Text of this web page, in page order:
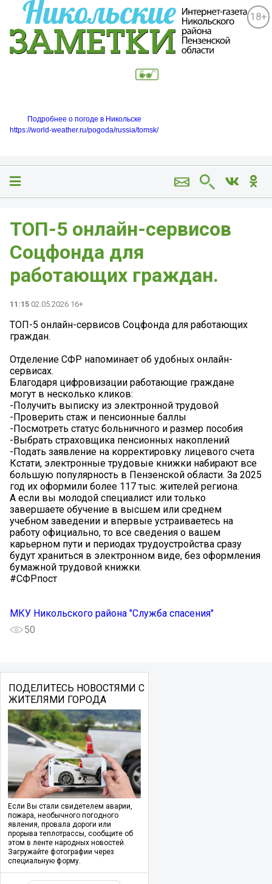
18+
Подробнее о погоде в Никольске
https://world-weather.ru/pogoda/russia/tomsk/
ТОП-5 онлайн-сервисов
Соцфонда для
работающих граждан.
11:15 02.05.2026 16+
ТОП-5 онлайн-сервисов Соцфонда для работающих
граждан.
Отделение СФР напоминает об удобных онлайн-
сервисах.
Благодаря цифровизации работающие граждане
могут в несколько кликов:
-Получить выписку из электронной трудовой
-Проверить стаж и пенсионные баллы
-Посмотреть статус больничного и размер пособия
-Выбрать страховщика пенсионных накоплений
-Подать заявление на корректировку лицевого счета
Кстати, электронные трудовые книжки набирают все
большую популярность в Пензенской области. За 2025
год их оформили более 117 тыс. жителей региона.
А если вы молодой специалист или только
завершаете обучение в высшем или среднем
учебном заведении и впервые устраиваетесь на
работу официально, то все сведения о вашем
карьерном пути и периодах трудоустройства сразу
будут храниться в электронном виде, без оформления
бумажной трудовой книжки.
#СФРпост
МКУ Никольского района "Служба спасения"
50
ПОДЕЛИТЕСЬ НОВОСТЯМИ С
ЖИТЕЛЯМИ ГОРОДА
Если Вы стали свидетелем аварии,
пожара, необычного погодного
явления, провала дороги или
прорыва теплотрассы, сообщите об
этом в ленте народных новостей.
Загружайте фотографии через
специальную форму.